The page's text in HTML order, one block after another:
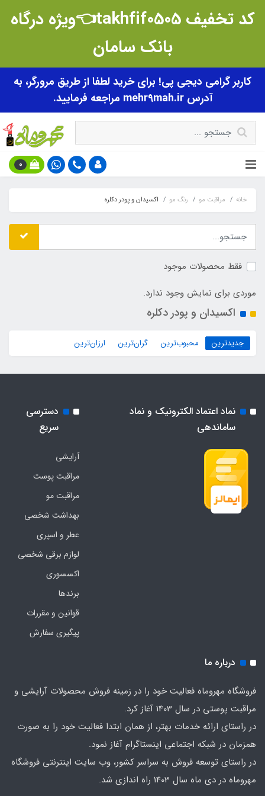
کد تخفیف takhfif0505👈ویژه درگاه
بانک سامان
کاربر گرامی دیجی پی! برای خرید لطفا از طریق مرورگر، به
آدرس mehr9mah.ir مراجعه فرمایید.
0
خانه مراقبت مو رنگ مو اکسیدان و پودر دکلره
فقط محصولات موجود
موردی برای نمایش وجود ندارد.
اکسیدان و پودر دکلره
جدیدترین محبوب‌ترین گران‌ترین ارزان‌ترین
نماد اعتماد الکترونیک و نماد
ساماندهی
دسترسی
سریع
آرایشی
مراقبت پوست
مراقبت مو
بهداشت شخصی
عطر و اسپری
لوازم برقی شخصی
اکسسوری
برندها
قوانین و مقررات
پیگیری سفارش
درباره ما
فروشگاه مهروماه فعالیت خود را در زمینه فروش محصولات آرایشی و
مراقبت پوستی در سال 1403 آغاز کرد.
در راستای ارائه خدمات بهتر، از همان ابتدا فعالیت خود را به صورت
همزمان در شبکه اجتماعی اینستاگرام آغاز نمود.
در راستای توسعه فروش به سراسر کشور، وب سایت اینترنتی فروشگاه
مهروماه در دی ماه سال 1403 راه اندازی شد.